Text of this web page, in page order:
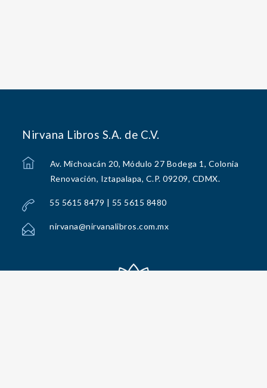
Nirvana Libros S.A. de C.V.
Av. Michoacán 20, Módulo 27 Bodega 1, Colonia
Renovación, Iztapalapa, C.P. 09209, CDMX.
55 5615 8479 | 55 5615 8480
nirvana@nirvanalibros.com.mx